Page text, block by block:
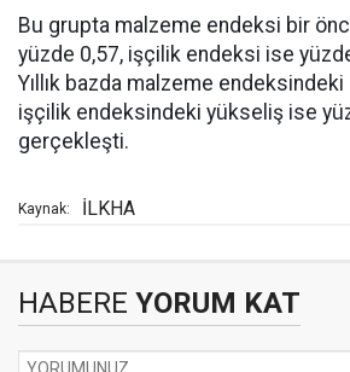
Bu grupta malzeme endeksi bir
yüzde 0,57, işçilik endeksi ise
Yıllık bazda malzeme endeksindeki
işçilik endeksindeki yükseliş ise
gerçekleşti.
Kaynak: İLKHA
HABERE YORUM KAT